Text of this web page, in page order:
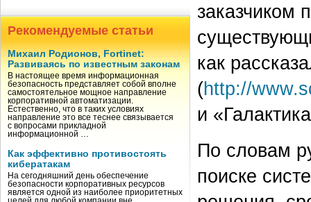
Рекомендуемые статьи
Михаил Родионов, Fortinet:
Развиваясь по известным законам
В настоящее время информационная
безопасность представляет собой вполне
самостоятельное мощное направление
корпоративной автоматизации.
Естественно, что в таких условиях
направление это все теснее связывается
с вопросами прикладной
информационной …
Как эффективно противостоять
кибератакам
На сегодняшний день обеспечение
безопасности корпоративных ресурсов
является одной из наиболее приоритетных
заказчиком
как
(http://
и
По словам
поиске